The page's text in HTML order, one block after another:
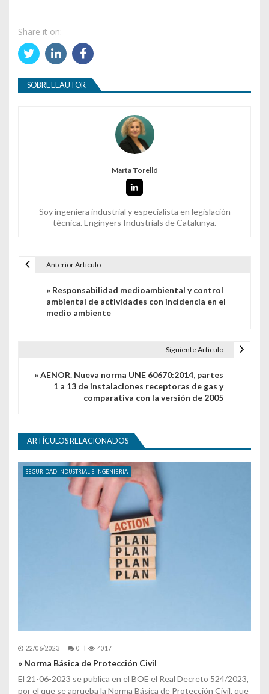
Share it on:
SOBRE EL AUTOR
Marta Torelló
Soy ingeniera industrial y especialista en legislación
técnica. Enginyers Industrials de Catalunya.
Navegación de entradas
Anterior Articulo
» Responsabilidad medioambiental y control
ambiental de actividades con incidencia en el
medio ambiente
Siguiente Articulo
» AENOR. Nueva norma UNE 60670:2014, partes
1 a 13 de instalaciones receptoras de gas y
comparativa con la versión de 2005
ARTÍCULOS RELACIONADOS
SEGURIDAD INDUSTRIAL E INGENIERIA
22/06/2023 0 4017
» Norma Básica de Protección Civil
El 21-06-2023 se publica en el BOE el Real Decreto 524/2023,
por el que se aprueba la Norma Básica de Protección Civil, que